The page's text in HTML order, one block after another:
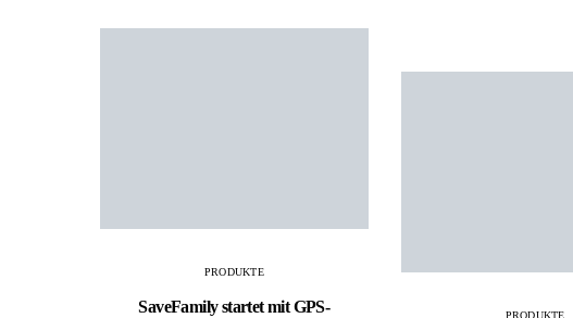
PRODUKTE
SaveFamily startet mit GPS-
PRODUKTE